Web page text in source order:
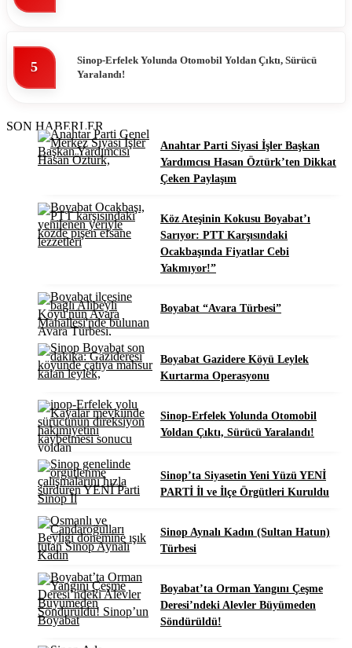
5
Sinop-Erfelek Yolunda Otomobil Yoldan Çıktı, Sürücü
Yaralandı!
SON HABERLER
Anahtar Parti Siyasi İşler Başkan
Yardımcısı Hasan Öztürk’ten Dikkat
Çeken Paylaşım
Köz Ateşinin Kokusu Boyabat’ı
Sarıyor: PTT Karşısındaki
Ocakbaşında Fiyatlar Cebi
Yakmıyor!”
Boyabat “Avara Türbesi”
Boyabat Gazidere Köyü Leylek
Kurtarma Operasyonu
Sinop-Erfelek Yolunda Otomobil
Yoldan Çıktı, Sürücü Yaralandı!
Sinop’ta Siyasetin Yeni Yüzü YENİ
PARTİ İl ve İlçe Örgütleri Kuruldu
Sinop Aynalı Kadın (Sultan Hatun)
Türbesi
Boyabat’ta Orman Yangını Çeşme
Deresi’ndeki Alevler Büyümeden
Söndürüldü!